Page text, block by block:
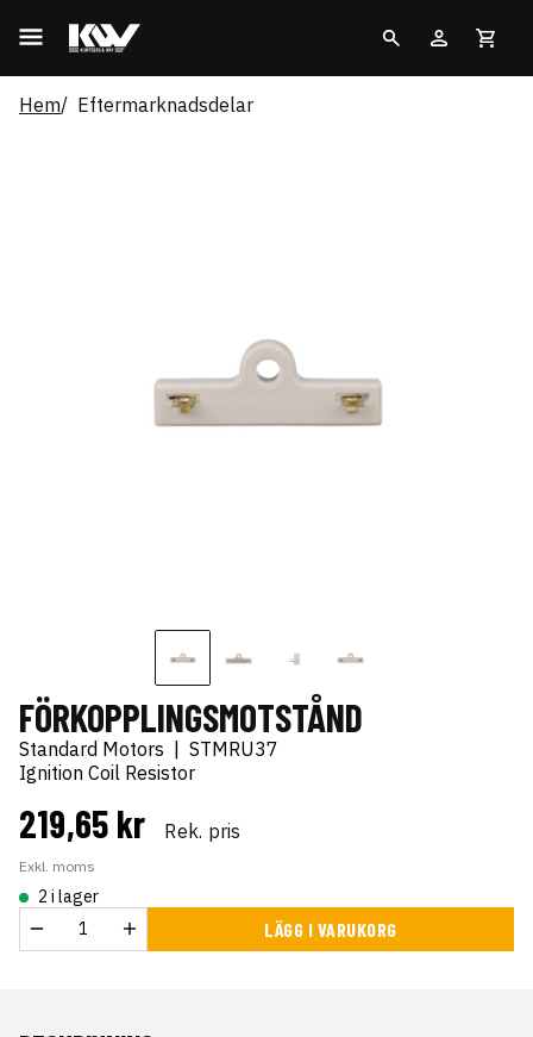
Hem Eftermarknadsdelar
FÖRKOPPLINGSMOTSTÅND
Standard Motors
STMRU37
Ignition Coil Resistor
219,65 kr Rek. pris
Exkl. moms
2 i lager
LÄGG I VARUKORG